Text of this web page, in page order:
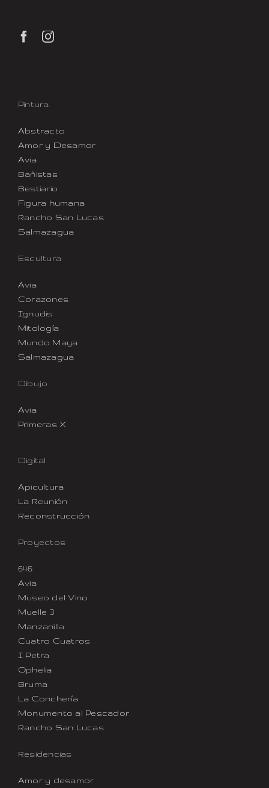
Pintura
Abstracto
Amor y Desamor
Avia
Bañistas
Bestiario
Figura humana
Rancho San Lucas
Salmazagua
Escultura
Avia
Corazones
Ignudis
Mitología
Mundo Maya
Salmazagua
Dibujo
Avia
Primeras X
Digital
Apicultura
La Reunión
Reconstrucción
Proyectos
646
Avia
Museo del Vino
Muelle 3
Manzanilla
Cuatro Cuatros
I Petra
Ophelia
Bruma
La Conchería
Monumento al Pescador
Rancho San Lucas
Residencias
Amor y desamor